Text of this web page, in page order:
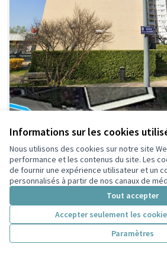
Informations sur les cookies
Nous utilisons des cookies sur notre site
performance et les contenus du site. Les
de fournir une expérience utilisateur et un
personnalisés à partir de nos canaux de
Tout accepter
Accepter seulement les
Paramètres